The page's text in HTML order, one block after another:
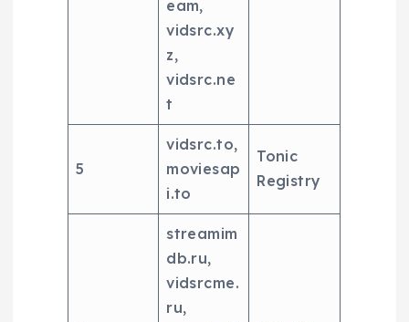
eam,
vidsrc.xy
z,
vidsrc.ne
t
5
vidsrc.to,
moviesap
i.to
Tonic
Registry
streamim
db.ru,
vidsrcme.
ru,